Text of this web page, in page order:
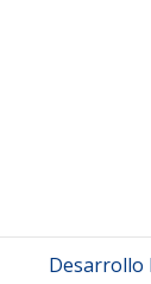
Desarrollo